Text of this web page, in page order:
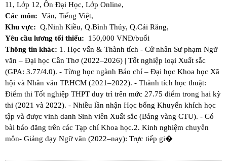
11, Lớp 12, Ôn Đại Học, Lớp Online,
Các môn: Văn, Tiếng Việt,
Khu vực: Q.Ninh Kiều, Q.Bình Thủy, Q.Cái Răng,
Yêu cầu lương tối thiểu:
150,000 VNĐ/buổi
Thông tin khác: 1. Học vấn & Thành tích - ​Cử nhân Sư phạm Ngữ
văn – Đại học Cần Thơ (2022–2026) | Tốt nghiệp loại Xuất sắc
(GPA: 3.77/4.0). - Từng học ngành Báo chí – Đại học Khoa học Xã
hội và Nhân văn TP.HCM (2021–2022). - Thành tích học thuật:​
Điểm thi Tốt nghiệp THPT duy trì trên mức 27.75 điểm trong hai kỳ
thi (2021 và 2022). - Nhiều lần nhận Học bổng Khuyến khích học
tập và được vinh danh Sinh viên Xuất sắc (Bảng vàng CTU). - Có
bài báo đăng trên các Tạp chí Khoa học. ​2. Kinh nghiệm chuyên
môn ​- Giảng dạy Ngữ văn (2022–nay): Trực tiếp gi�